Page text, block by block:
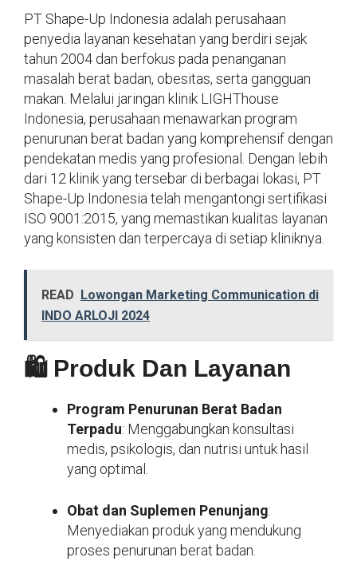
PT Shape-Up Indonesia adalah perusahaan
penyedia layanan kesehatan yang berdiri sejak
tahun 2004 dan berfokus pada penanganan
masalah berat badan, obesitas, serta gangguan
makan. Melalui jaringan klinik LIGHThouse
Indonesia, perusahaan menawarkan program
penurunan berat badan yang komprehensif dengan
pendekatan medis yang profesional. Dengan lebih
dari 12 klinik yang tersebar di berbagai lokasi, PT
Shape-Up Indonesia telah mengantongi sertifikasi
ISO 9001:2015, yang memastikan kualitas layanan
yang konsisten dan terpercaya di setiap kliniknya.
READ
Lowongan Marketing Communication di
INDO ARLOJI 2024
🛍️ Produk Dan Layanan
Program Penurunan Berat Badan
Terpadu: Menggabungkan konsultasi
medis, psikologis, dan nutrisi untuk hasil
yang optimal.
Obat dan Suplemen Penunjang:
Menyediakan produk yang mendukung
proses penurunan berat badan.